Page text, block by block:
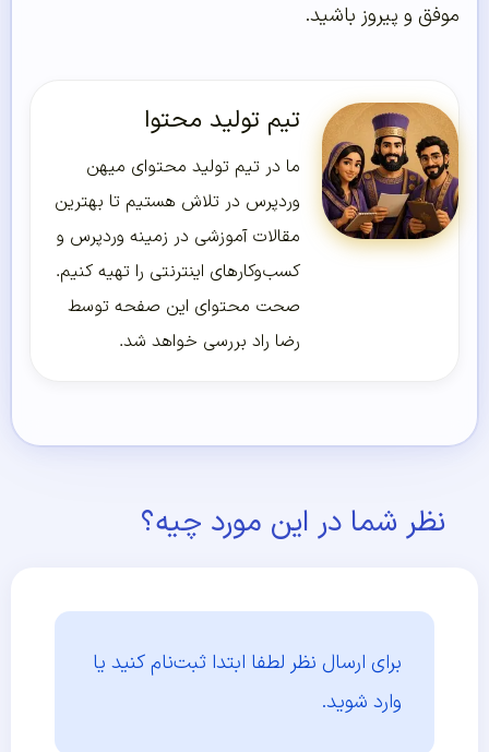
موفق و پیروز باشید.
تیم تولید محتوا
ما در تیم تولید محتوای میهن
وردپرس در تلاش هستیم تا بهترین
مقالات آموزشی در زمینه وردپرس و
کسب‌و‌کارهای اینترنتی را تهیه کنیم.
صحت محتوای این صفحه توسط
رضا راد بررسی خواهد شد.
نظر شما در این مورد چیه؟
برای ارسال نظر لطفا ابتدا ثبت‌نام کنید یا
وارد شوید.